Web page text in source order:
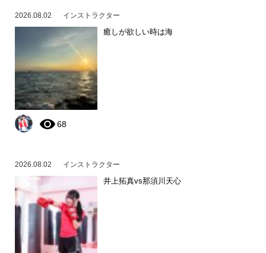
2026.08.02 インストラクター
癒しが欲しい時は海
68
2026.08.02 インストラクター
井上拓真vs那須川天心